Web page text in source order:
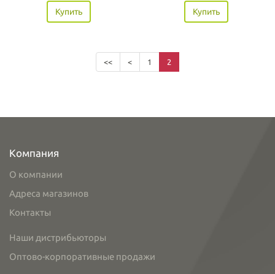
Купить Купить
<< < 1 2
Компания
О компании
Адреса магазинов
Контакты
Наши дистрибьюторы
Оптово-корпоративные продажи